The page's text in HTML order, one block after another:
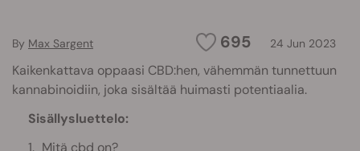
695 24 Jun 2023
By Max Sargent
Kaikenkattava oppaasi CBD:hen, vähemmän tunnettuun
kannabinoidiin, joka sisältää huimasti potentiaalia.
Sisällysluettelo:
Mitä cbd on?